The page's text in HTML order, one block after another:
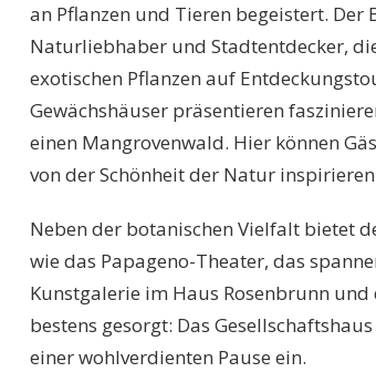
an Pflanzen und Tieren begeistert.
Naturliebhaber und Stadtentdecker,
exotischen Pflanzen auf
Gewächshäuser präsentieren
einen Mangrovenwald. Hier können
von der Schönheit der Natur
Neben der botanischen Vielfalt bietet
wie das Papageno-Theater, das
Kunstgalerie im Haus Rosenbrunn
bestens gesorgt: Das
einer wohlverdienten Pause ein.